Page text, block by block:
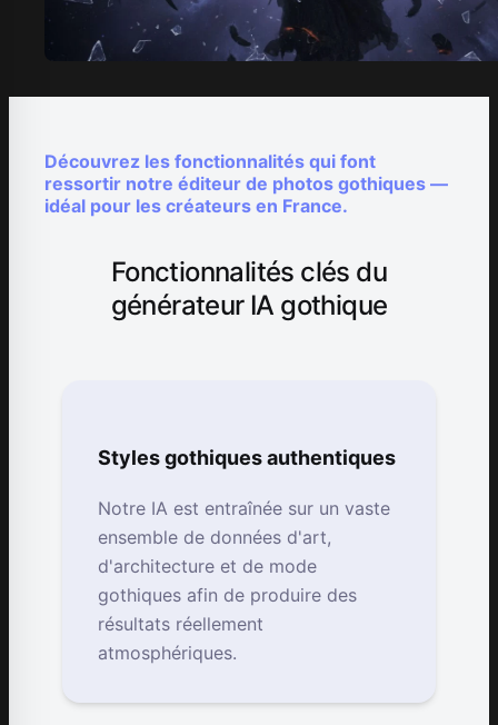
Découvrez les fonctionnalités qui font
ressortir notre éditeur de photos gothiques —
idéal pour les créateurs en France.
Fonctionnalités clés du
générateur IA gothique
Styles gothiques authentiques
Notre IA est entraînée sur un vaste
ensemble de données d'art,
d'architecture et de mode
gothiques afin de produire des
résultats réellement
atmosphériques.